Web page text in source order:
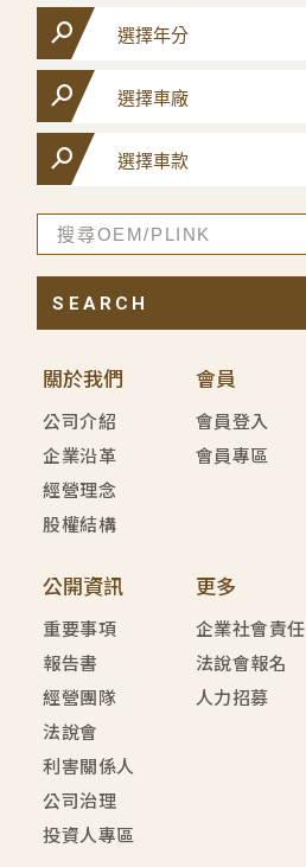
關於我們
公司介紹
企業沿革
經營理念
股權結構
會員
會員登入
會員專區
公開資訊
重要事項
報告書
經營團隊
法說會
利害關係人
公司治理
投資人專區
更多
企業社會責任
法說會報名
人力招募
SEARCH